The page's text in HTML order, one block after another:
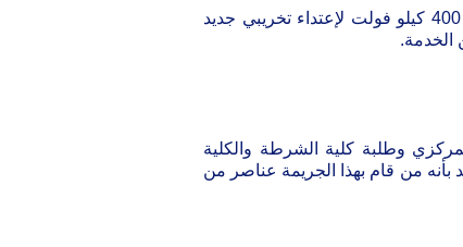
• تعرضت الدائرة الأولى من خطوط نقل الطاقة الكهربائية مأرب ـ صنعاء 400 كيلو فولت لإعتداء تخريبي جديد
الخدمة.
المركزي وطلبة كلية الشرطة والكلية
بأنه من قام بهذا الجريمة عناصر من